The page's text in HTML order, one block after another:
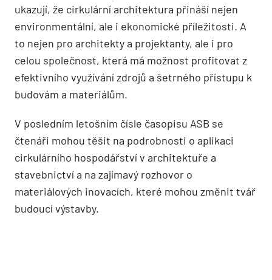
ukazují, že cirkulární architektura přináší nejen
environmentální, ale i ekonomické příležitosti. A
to nejen pro architekty a projektanty, ale i pro
celou společnost, která má možnost profitovat z
efektivního využívání zdrojů a šetrného přístupu k
budovám a materiálům.
V posledním letošním čísle časopisu ASB se
čtenáři mohou těšit na podrobnosti o aplikaci
cirkulárního hospodářství v architektuře a
stavebnictví a na zajímavý rozhovor o
materiálových inovacích, které mohou změnit tvář
budoucí výstavby.